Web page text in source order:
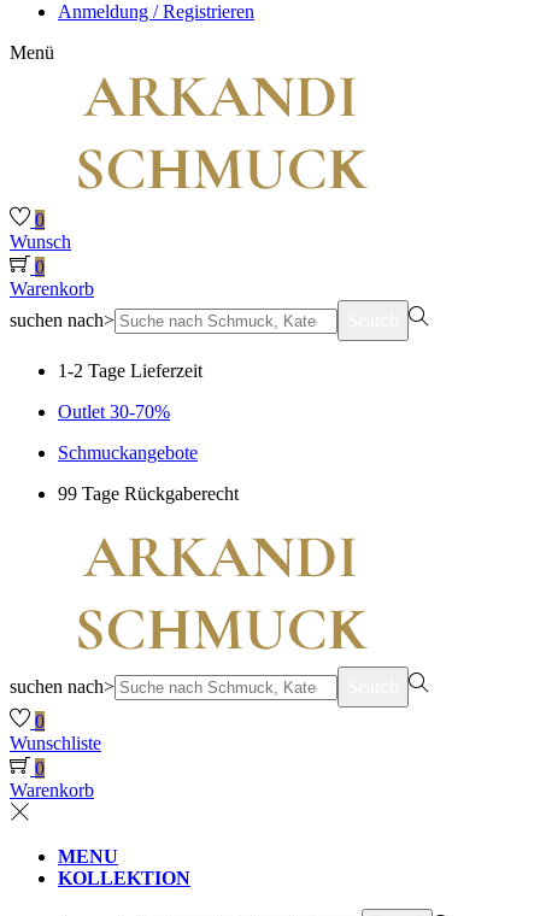
Anmeldung / Registrieren
Menü
0
Wunsch
0
Warenkorb
suchen nach>
1-2 Tage Lieferzeit
Outlet 30-70%
Schmuckangebote
99 Tage Rückgaberecht
suchen nach>
0
Wunschliste
0
Warenkorb
MENU
KOLLEKTION